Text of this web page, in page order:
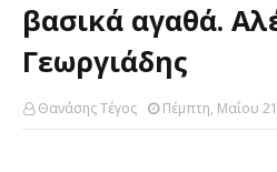
βασικά αγαθά.
Γεωργιάδης
Θανάσης Τέγος Πέμπτη, Μαΐου